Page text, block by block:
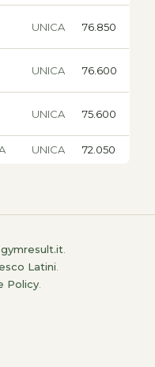
UNICA 76.850
UNICA 76.600
UNICA 75.600
UNICA 72.050
gymresult.it
Latini
Policy